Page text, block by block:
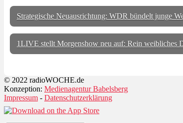
Strategische Neuausrichtung: WDR bündelt junge
1LIVE stellt Morgenshow neu auf: Rein weibliches
© 2022 radioWOCHE.de
Konzeption: Medienagentur Babelsberg
Impressum - Datenschutzerklärung